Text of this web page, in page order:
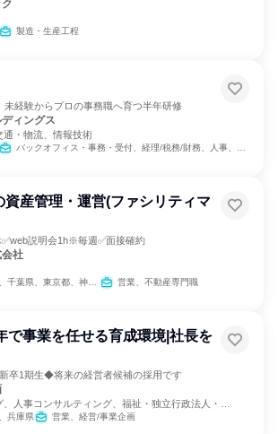
製造・生産工程
未経験からプロの事務職へ育つ半年研修
ィングス
通・物流、情報技術
バックオフィス・事務・受付、経理/税務/財務、人事、総務、組織運営管理・公務員・事務系職種、営業
資産管理・運営(ファシリティマ
説明会1h※毎週✅面接確約
社
葉県、東京都、神奈川県 営業、不動産専門職
で事業を任せる育成環境|社長を
卒1期生◆将来の経営者候補の採用です
人事コンサルティング、福祉・独立行政法人・
兵庫県 営業、経営/事業企画